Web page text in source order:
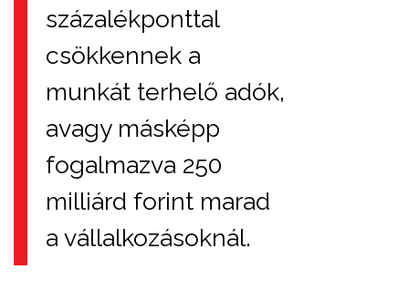
százalékponttal
csökkennek a
munkát terhelő adók,
avagy másképp
fogalmazva 250
milliárd forint marad
a vállalkozásoknál.